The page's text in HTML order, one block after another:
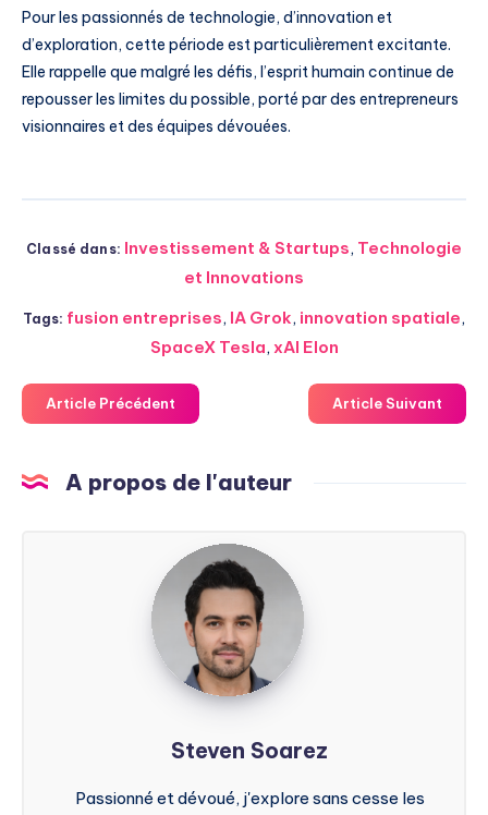
Pour les passionnés de technologie, d’innovation et
d’exploration, cette période est particulièrement excitante.
Elle rappelle que malgré les défis, l’esprit humain continue de
repousser les limites du possible, porté par des entrepreneurs
visionnaires et des équipes dévouées.
Classé dans: Investissement & Startups, Technologie
et Innovations
Tags: fusion entreprises, IA Grok, innovation spatiale,
SpaceX Tesla, xAI Elon
Article Précédent Article Suivant
A propos de l'auteur
Steven
Soarez
Steven Soarez
Passionné et dévoué, j'explore sans cesse les